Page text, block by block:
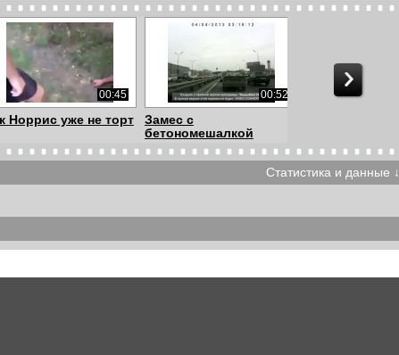
00:45
Норрис уже не торт
00:52
Замес с
бетономешалкой
Accident wit...
01:57
в донецком
00:16
Езда по встречке
Статистика и данные ↓